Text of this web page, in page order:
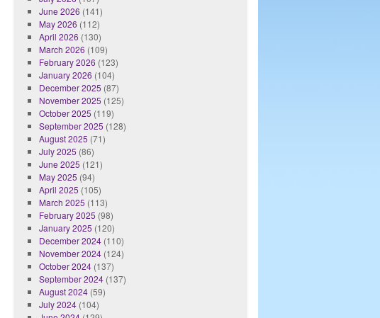
June 2026 (141)
May 2026 (112)
April 2026 (130)
March 2026 (109)
February 2026 (123)
January 2026 (104)
December 2025 (87)
November 2025 (125)
October 2025 (119)
September 2025 (128)
August 2025 (71)
July 2025 (86)
June 2025 (121)
May 2025 (94)
April 2025 (105)
March 2025 (113)
February 2025 (98)
January 2025 (120)
December 2024(110)
November 2024(124)
October 2024(137)
September 2024(137)
August 2024(59)
July 2024(104)